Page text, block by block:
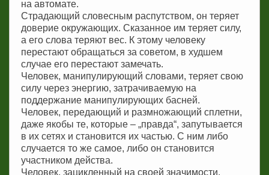
на автомате.
Страдающий словесным распутством, он теряет
доверие окружающих. Сказанное им теряет силу,
а его слова теряют вес. К этому человеку
перестают обращаться за советом, в худшем
случае его перестают замечать.
Человек, манипулирующий словами, теряет свою
силу через энергию, затрачиваемую на
поддержание манипулирующих басней.
Человек, передающий и размножающий сплетни,
даже якобы те, которые – „правда“, запутывается
в их сетях и становится их частью. С ним либо
случается то же самое, либо он становится
участником действа.
Человек, зацикленный на своей значимости,